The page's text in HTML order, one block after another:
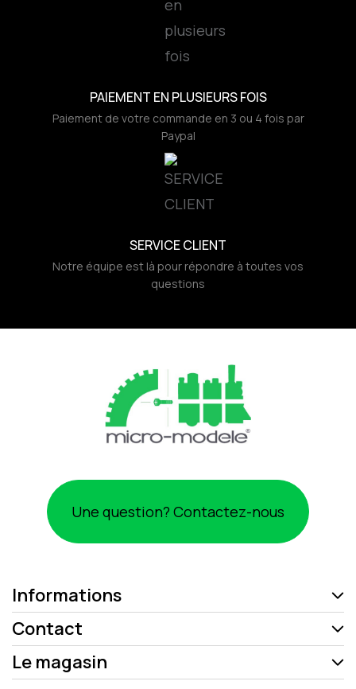
PAIEMENT EN PLUSIEURS FOIS
Paiement de votre commande en 3 ou 4 fois par
Paypal
SERVICE CLIENT
Notre équipe est là pour répondre à toutes vos
questions
Une question? Contactez-nous
Informations
Contact
Le magasin